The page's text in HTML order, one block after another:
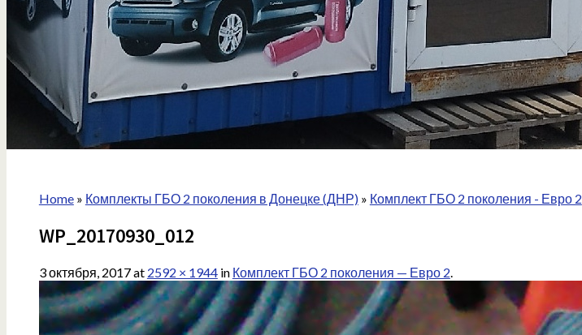
Home» Комплекты ГБО 2 поколения в Донецке (ДНР)» Комплект ГБО 2 поколения - Евро 2
WP_20170930_012
3 октября, 2017at 2592 × 1944in Комплект ГБО 2 поколения — Евро 2.